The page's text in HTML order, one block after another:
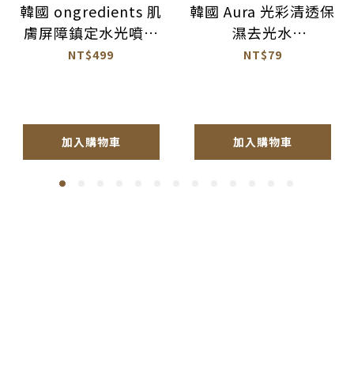
韓國 ongredients 肌
膚屏障鎮定水光噴霧
100ml 公司貨
NT$499
加入購物車
韓國 Aura 光彩清透保
濕去光水
100ml【BM026】
NT$79
加入購物車